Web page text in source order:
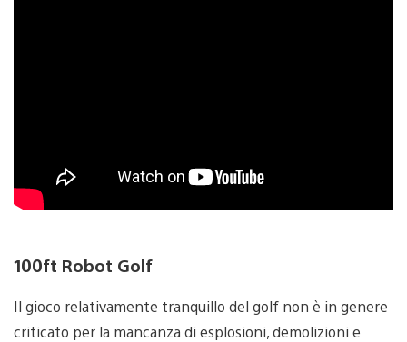
100ft Robot Golf
Il gioco relativamente tranquillo del golf non è in genere
criticato per la mancanza di esplosioni, demolizioni e